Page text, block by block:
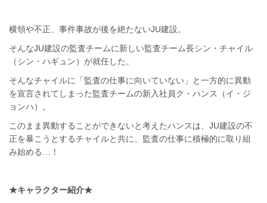
横領や不正、事件事故が後を絶たないJU建設。
そんなJU建設の監査チームに新しい監査チーム長シン・チャイル
（シン・ハギュン）が就任した。
そんなチャイルに「監査の仕事に向いていない」と一方的に異動
を宣言されてしまった監査チームの新入社員ク・ハンス（イ・ジ
ョンハ）。
このまま異動することができないと考えたハンスは、JU建設の不
正を暴こうとするチャイルと共に、監査の仕事に積極的に取り組
み始める…！
★キャラクター紹介★